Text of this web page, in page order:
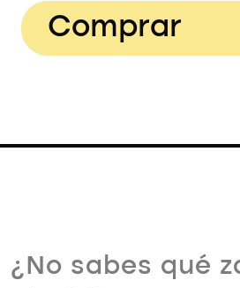
Comprar
¿No sabes qué